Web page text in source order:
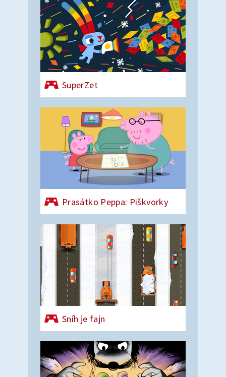
SuperZet
Prasátko Peppa: Piškvorky
Sníh je fajn